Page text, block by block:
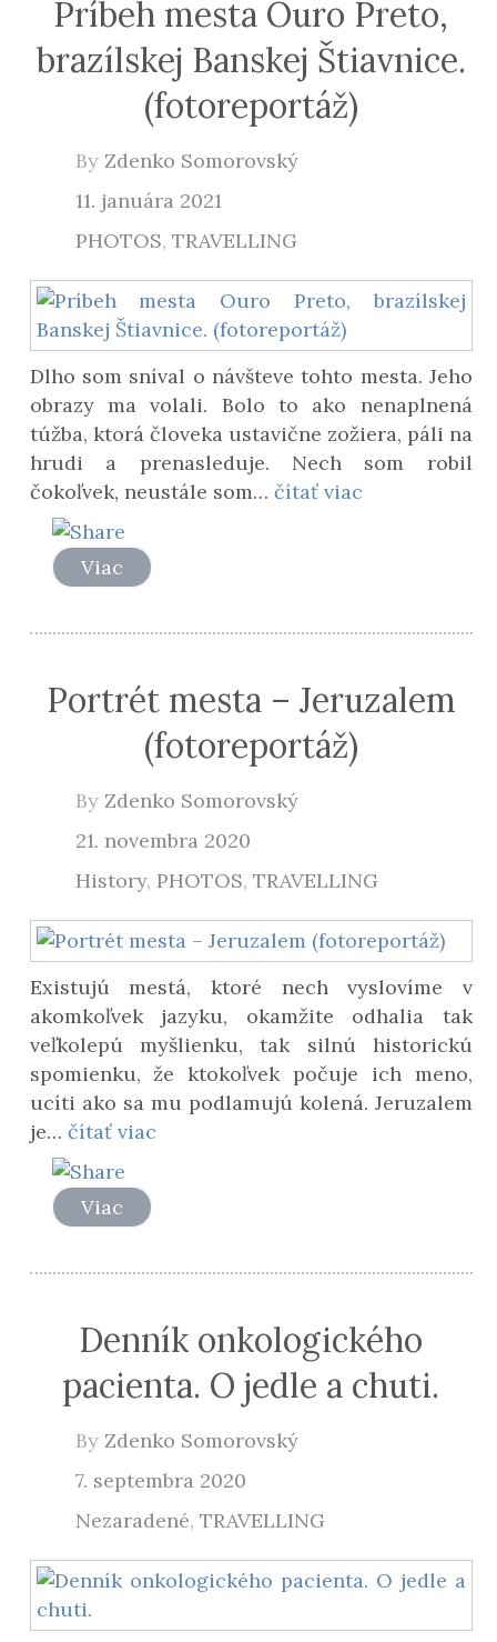
Príbeh mesta Ouro Preto,
brazílskej Banskej Štiavnice.
(fotoreportáž)
By Zdenko Somorovský
11. januára 2021
PHOTOS, TRAVELLING
Dlho som sníval o návšteve tohto mesta. Jeho
obrazy ma volali. Bolo to ako nenaplnená
túžba, ktorá človeka ustavične zožiera, páli na
hrudi a prenasleduje. Nech som robil
čokoľvek, neustále som… čítať viac
Viac
Portrét mesta – Jeruzalem
(fotoreportáž)
By Zdenko Somorovský
21. novembra 2020
History, PHOTOS, TRAVELLING
Existujú mestá, ktoré nech vyslovíme v
akomkoľvek jazyku, okamžite odhalia tak
veľkolepú myšlienku, tak silnú historickú
spomienku, že ktokoľvek počuje ich meno,
ucíti ako sa mu podlamujú kolená. Jeruzalem
je… čítať viac
Viac
Denník onkologického
pacienta. O jedle a chuti.
By Zdenko Somorovský
7. septembra 2020
Nezaradené, TRAVELLING